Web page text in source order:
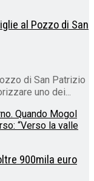
al Pozzo di San
di San Patrizio
uno dei...
900mila euro